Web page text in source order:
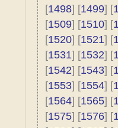
[1498] [1499] [
[1509] [1510] [
[1520] [1521] [
[1531] [1532] [
[1542] [1543] [
[1553] [1554] [
[1564] [1565] [
[1575] [1576] [